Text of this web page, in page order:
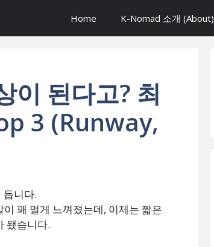
Home K-Nomad 소개 (About)
이 된다고? 최
3 (Runway,
듭니다.
꽤 멀게 느껴졌는데, 이제는 짧은
됐습니다.